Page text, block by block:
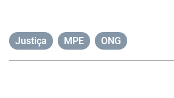
Justiça MPE ONG